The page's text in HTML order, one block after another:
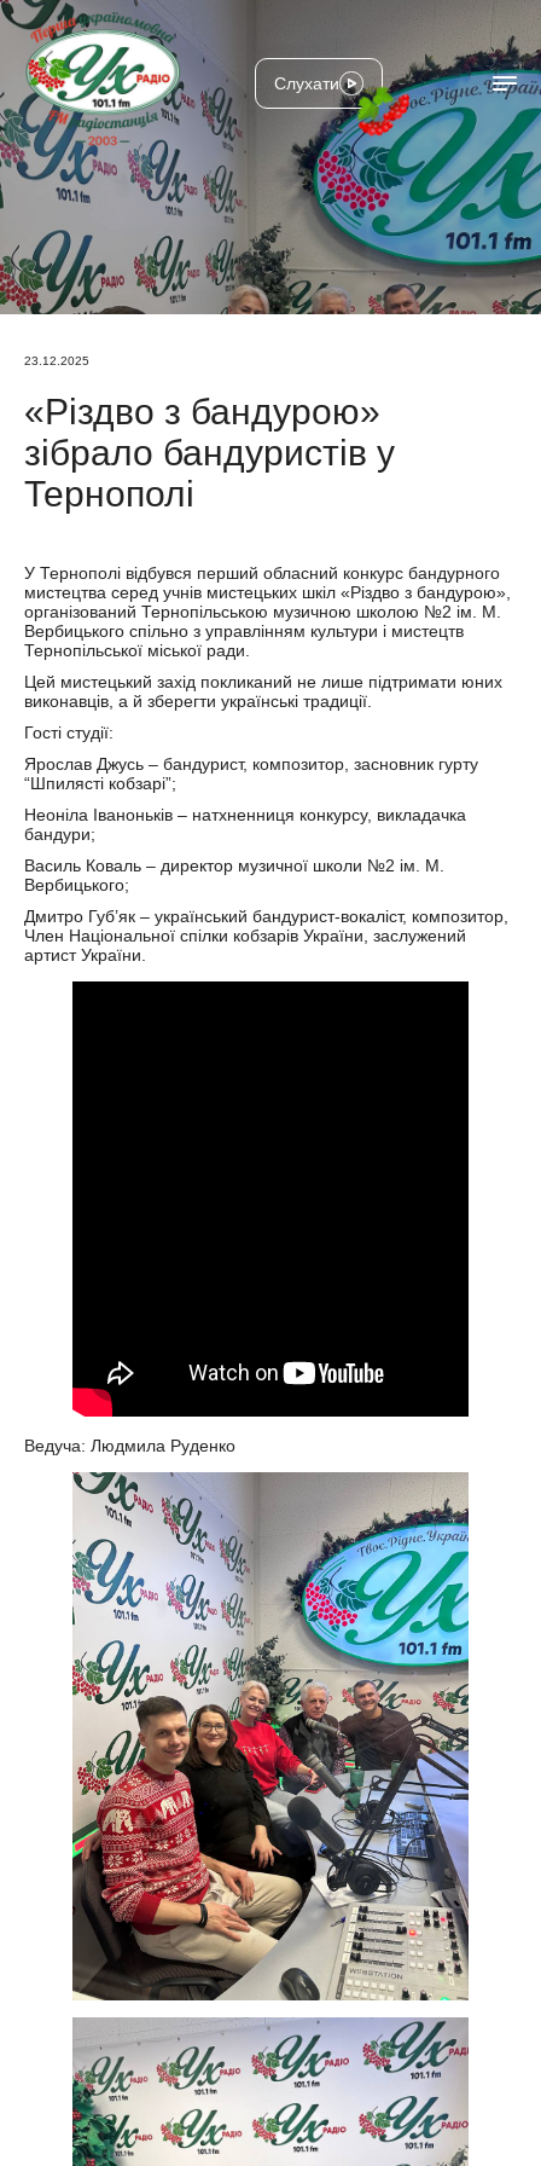
Слухати
23.12.2025
«Різдво з бандурою»
зібрало бандуристів у
Тернополі
У Тернополі відбувся перший обласний конкурс бандурного
мистецтва серед учнів мистецьких шкіл «Різдво з бандурою»,
організований Тернопільською музичною школою №2 ім. М.
Вербицького спільно з управлінням культури і мистецтв
Тернопільської міської ради.
Цей мистецький захід покликаний не лише підтримати юних
виконавців, а й зберегти українські традиції.
Гості студії:
Ярослав Джусь – бандурист, композитор, засновник гурту
“Шпилясті кобзарі”;
Неоніла Іваноньків – натхненниця конкурсу, викладачка
бандури;
Василь Коваль – директор музичної школи №2 ім. М.
Вербицького;
Дмитро Губ’як – український бандурист-вокаліст, композитор,
Член Національної спілки кобзарів України, заслужений
артист України.
Ведуча: Людмила Руденко